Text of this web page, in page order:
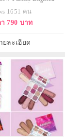
อายแชโดว์สีโทนน้ำ
พิ่มลูกเล่นความน่า
มเมอร์ละเอียดยิบพิก
น่นมีทั้งหมด9
1651 คน
790 บาท
ยละเอียด